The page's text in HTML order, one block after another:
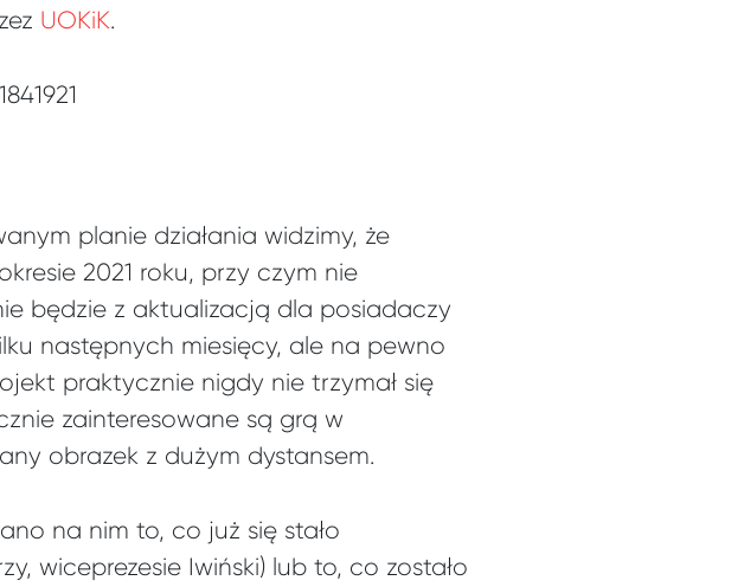
UOKiK.
planie działania widzimy, że
2021 roku, przy czym nie
będzie z aktualizacją dla posiadaczy
następnych miesięcy, ale na pewno
praktycznie nigdy nie trzymał się
zainteresowane są grą w
obrazek z dużym dystansem.
na nim to, co już się stało
wiceprezesie Iwiński) lub to, co zostało